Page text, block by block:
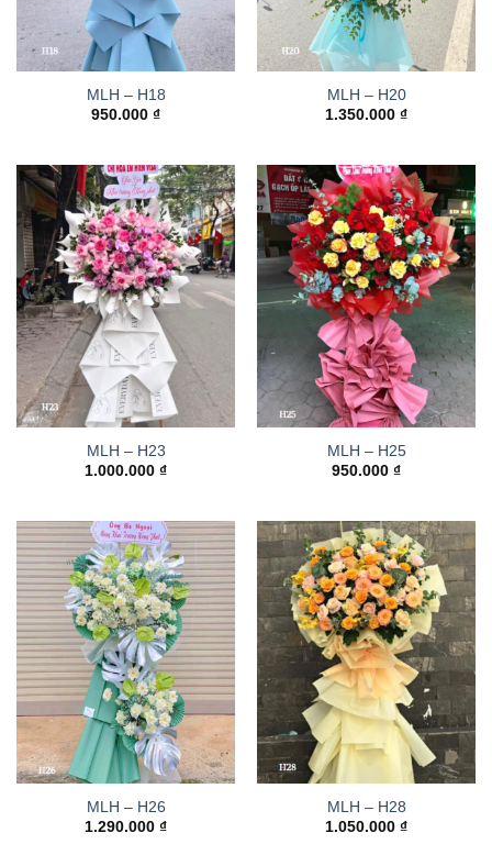
MLH – H18
950.000 ₫
MLH – H20
1.350.000 ₫
MLH – H23
1.000.000 ₫
MLH – H25
950.000 ₫
MLH – H26
1.290.000 ₫
MLH – H28
1.050.000 ₫